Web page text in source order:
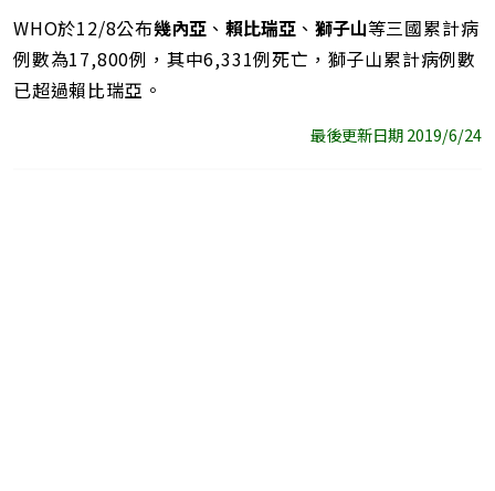
址
WHO於12/8公布幾內亞 、 賴比瑞亞、 獅子山等三國累計病
例數為17,800例，其中6,331例死亡，獅子山累計病例數
已超過賴比瑞亞。
最後更新日期 2019/6/24